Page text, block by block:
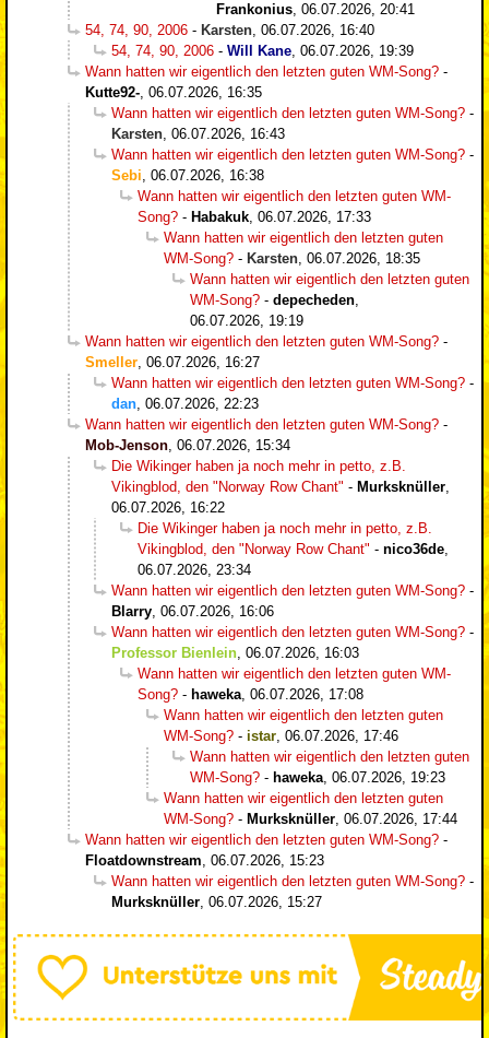
Frankonius, 06.07.2026, 20:41
54, 74, 90, 2006 - Karsten, 06.07.2026, 16:40
54, 74, 90, 2006 - Will Kane, 06.07.2026, 19:39
Wann hatten wir eigentlich den letzten guten WM-Song? -
Kutte92-, 06.07.2026, 16:35
Wann hatten wir eigentlich den letzten guten WM-Song? -
Karsten, 06.07.2026, 16:43
Wann hatten wir eigentlich den letzten guten WM-Song? -
Sebi, 06.07.2026, 16:38
Wann hatten wir eigentlich den letzten guten WM-
Song? - Habakuk, 06.07.2026, 17:33
Wann hatten wir eigentlich den letzten guten
WM-Song? - Karsten, 06.07.2026, 18:35
Wann hatten wir eigentlich den letzten guten
WM-Song? - depecheden,
06.07.2026, 19:19
Wann hatten wir eigentlich den letzten guten WM-Song? -
Smeller, 06.07.2026, 16:27
Wann hatten wir eigentlich den letzten guten WM-Song? -
dan, 06.07.2026, 22:23
Wann hatten wir eigentlich den letzten guten WM-Song? -
Mob-Jenson, 06.07.2026, 15:34
Die Wikinger haben ja noch mehr in petto, z.B.
Vikingblod, den "Norway Row Chant" - Murksknüller,
06.07.2026, 16:22
Die Wikinger haben ja noch mehr in petto, z.B.
Vikingblod, den "Norway Row Chant" - nico36de,
06.07.2026, 23:34
Wann hatten wir eigentlich den letzten guten WM-Song? -
Blarry, 06.07.2026, 16:06
Wann hatten wir eigentlich den letzten guten WM-Song? -
Professor Bienlein, 06.07.2026, 16:03
Wann hatten wir eigentlich den letzten guten WM-
Song? - haweka, 06.07.2026, 17:08
Wann hatten wir eigentlich den letzten guten
WM-Song? - istar, 06.07.2026, 17:46
Wann hatten wir eigentlich den letzten guten
WM-Song? - haweka, 06.07.2026, 19:23
Wann hatten wir eigentlich den letzten guten
WM-Song? - Murksknüller, 06.07.2026, 17:44
Wann hatten wir eigentlich den letzten guten WM-Song? -
Floatdownstream, 06.07.2026, 15:23
Wann hatten wir eigentlich den letzten guten WM-Song? -
Murksknüller, 06.07.2026, 15:27